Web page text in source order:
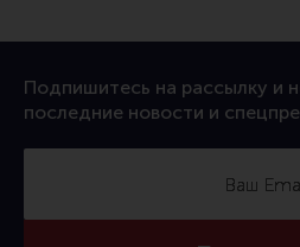
Перчатки
Разгрузочные системы и защита
Подпишитесь на рассылку и
последние новости и